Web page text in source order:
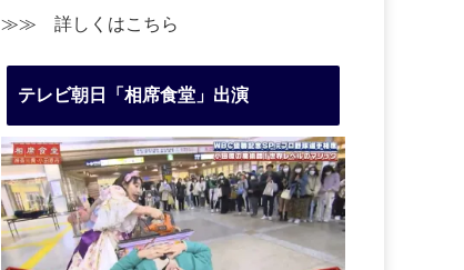
≫≫ 詳しくはこちら
テレビ朝日「相席食堂」出演